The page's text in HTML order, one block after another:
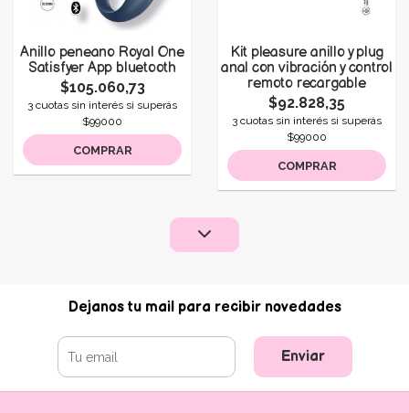
Anillo peneano Royal One
Satisfyer App bluetooth
$105.060,73
3 cuotas sin interés si superás
$99000
COMPRAR
Kit pleasure anillo y plug
anal con vibración y control
remoto recargable
$92.828,35
3 cuotas sin interés si superás
$99000
COMPRAR
Dejanos tu mail para recibir novedades
Enviar